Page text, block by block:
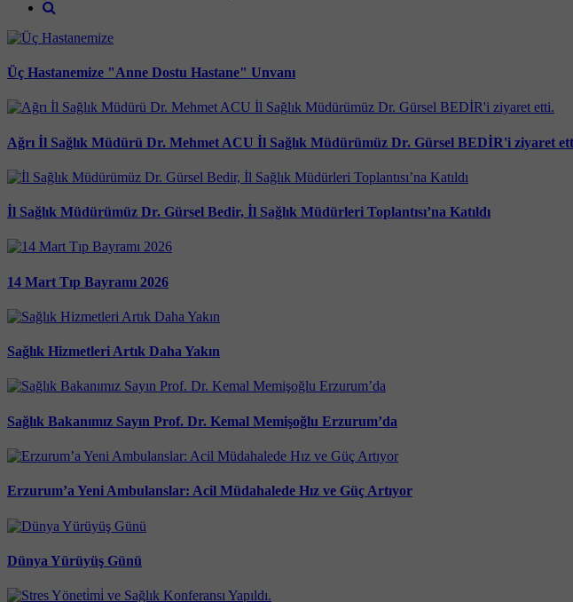
Üç Hastanemize "Anne Dostu Hastane" Unvanı
Ağrı İl Sağlık Müdürü Dr. Mehmet ACU İl Sağlık Müdürümüz Dr. Gürsel BEDİR'i ziyaret
İl Sağlık Müdürümüz Dr. Gürsel Bedir, İl Sağlık Müdürleri Toplantısı’na Katıldı
14 Mart Tıp Bayramı 2026
Sağlık Hizmetleri Artık Daha Yakın
Sağlık Bakanımız Sayın Prof. Dr. Kemal Memişoğlu Erzurum’da
Erzurum’a Yeni Ambulanslar: Acil Müdahalede Hız ve Güç Artıyor
Dünya Yürüyüş Günü